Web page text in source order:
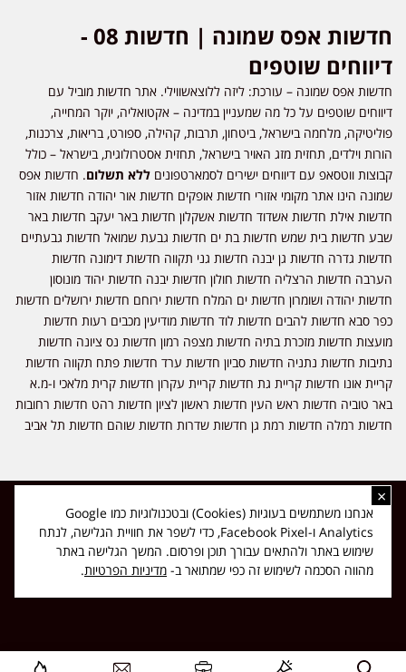
חדשות אפס שמונה | חדשות 08 -
דיווחים שוטפים
חדשות אפס שמונה – עורכת: ליזה ללוצאשווילי. אתר חדשות מוביל עם
דיווחים שוטפים על כל מה שמעניין במדינה – אקטואליה, יוקר המחייה,
פוליטיקה, מלחמה בישראל, ביטחון, תרבות, קהילה, ספורט, בריאות, צרכנות,
הורות וילדים, תחזית מזג האויר בישראל, תחזית אסטרולוגית, בישראל – כולל
קבוצות ווטסאפ עם דיווחים ישירים לסמארטפונים ללא תשלום. חדשות אפס
שמונה הינו אתר מקומי אזורי חדשות אופקים חדשות אור יהודה חדשות אזור
חדשות אילת חדשות אשדוד חדשות אשקלון חדשות באר יעקב חדשות באר
שבע חדשות בית שמש חדשות בת ים חדשות גבעת שמואל חדשות גבעתיים
חדשות גדרה חדשות גן יבנה חדשות גני תקווה חדשות דימונה חדשות
הערבה חדשות הרצליה חדשות חולון חדשות יבנה חדשות יהוד מונוסון
חדשות יהודה ושומרון חדשות ים המלח חדשות ירוחם חדשות ירושלים חדשות
כפר סבא חדשות להבים חדשות לוד חדשות מודיעין מכבים רעות חדשות
מועצות חדשות מזכרת בתיה חדשות מצפה רמון חדשות נס ציונה חדשות
נתיבות חדשות נתניה חדשות סביון חדשות ערד חדשות פתח תקווה חדשות
קריית אונו חדשות קריית גת חדשות קריית עקרון חדשות קרית מלאכי ו-מ.א
באר טוביה חדשות ראש העין חדשות ראשון לציון חדשות רהט חדשות רחובות
חדשות רמלה חדשות רמת גן חדשות שדרות חדשות שוהם חדשות תל אביב
כל הזכויות שמורות ל-ליזה ללוצאשווילי - חדשות אפס שמונה - דיווחים בזמן
אמת, נוסד בשנת 2019 | טל' לפרסומים 054-9759222 מייל מערכת
news08.net@gmail.com
Made with ❤ byDIGITA
×
אנחנו משתמשים בעוגיות (Cookies) ובטכנולוגיות כמו Google
Analytics ו-Facebook Pixel, כדי לשפר את חוויית הגלישה, לנתח
שימוש באתר ולהתאים עבורך תוכן ופרסום. המשך הגלישה באתר
מהווה הסכמה לשימוש זה כפי שמתואר ב- מדיניות הפרטיות.